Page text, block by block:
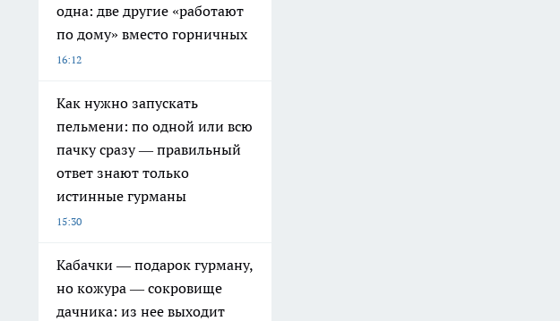
одна: две другие «работают
по дому» вместо горничных
16:12
Как нужно запускать
пельмени: по одной или всю
пачку сразу — правильный
ответ знают только
истинные гурманы
15:30
Кабачки — подарок гурману,
но кожура — сокровище
дачника: из нее выходит